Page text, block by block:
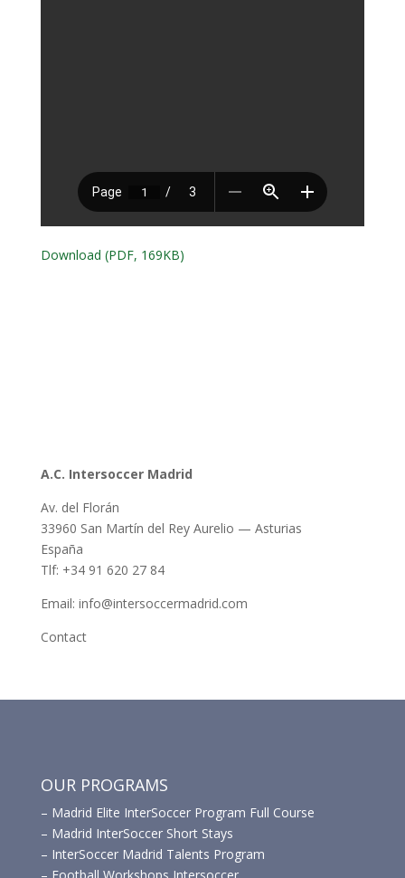
Download (PDF, 169KB)
A.C. Intersoccer Madrid
Av. del Florán
33960 San Martín del Rey Aurelio — Asturias
España
Tlf: +34 91 620 27 84
Email: info@intersoccermadrid.com
Contact
OUR PROGRAMS
– Madrid Elite InterSoccer Program Full Course
– Madrid InterSoccer Short Stays
– InterSoccer Madrid Talents Program
– Football Workshops Intersoccer